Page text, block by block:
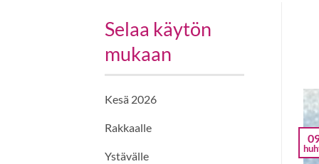
Selaa käytön
mukaan
Kesä 2026
Rakkaalle
Ystävälle